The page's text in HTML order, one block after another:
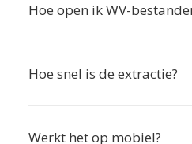
Hoe open ik WV-
Hoe snel is de extractie?
Werkt het op mobiel?